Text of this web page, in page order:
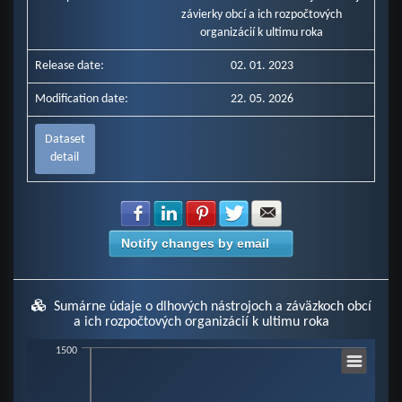
závierky obcí a ich rozpočtových
organizácií k ultimu roka
Release date: 02. 01. 2023
Modification date: 22. 05. 2026
Dataset
detail
Share with Facebook
Share with LinkedIn
Share with Pinterest
Share with Twitter
Notify changes by email
Sumárne údaje o dlhových nástrojoch a záväzkoch obcí
a ich rozpočtových organizácií k ultimu roka
Chart1500